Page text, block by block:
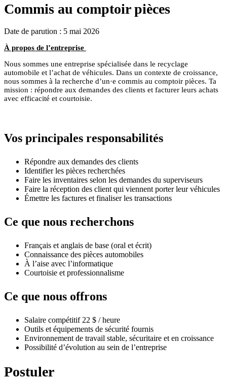
Commis au comptoir pièces
Date de parution : 5 mai 2026
À propos de l’entreprise
Nous sommes une entreprise spécialisée dans le recyclage
automobile et l’achat de véhicules. Dans un contexte de croissance,
nous sommes à la recherche d’un·e commis au comptoir pièces. Ta
mission : répondre aux demandes des clients et facturer leurs achats
avec efficacité et courtoisie.
Vos principales responsabilités
Répondre aux demandes des clients
Identifier les pièces recherchées
Faire les inventaires selon les demandes du superviseurs
Faire la réception des client qui viennent porter leur véhicules
Émettre les factures et finaliser les transactions
Ce que nous recherchons
Français et anglais de base (oral et écrit)
Connaissance des pièces automobiles
À l’aise avec l’informatique
Courtoisie et professionnalisme
Ce que nous offrons
Salaire compétitif 22 $ / heure
Outils et équipements de sécurité fournis
Environnement de travail stable, sécuritaire et en croissance
Possibilité d’évolution au sein de l’entreprise
Postuler